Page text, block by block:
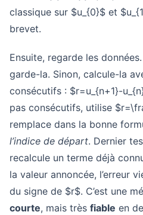
classique sur $u_{0}$ et
brevet.
Ensuite, regarde les
garde-la. Sinon, calcule-la
consécutifs : $r=u_{n+1}-
pas consécutifs, utilise
remplace dans la bonne
l’indice de départ. Dernier
recalcule un terme déjà
la valeur annoncée, l’erreur
du signe de $r$. C’est une
courte, mais très fiable en